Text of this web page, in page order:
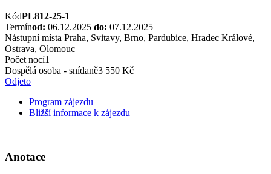
KódPL812-25-1
Termínod: 06.12.2025 do: 07.12.2025
Nástupní místa Praha, Svitavy, Brno, Pardubice, Hradec Králové,
Ostrava, Olomouc
Počet nocí1
Dospělá osoba - snídaně3 550 Kč
Odjeto
Program zájezdu
Bližší informace k zájezdu
Anotace